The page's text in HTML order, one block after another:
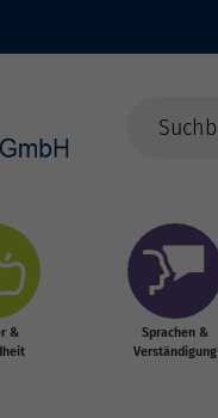
&
Sprachen &
Verständigung